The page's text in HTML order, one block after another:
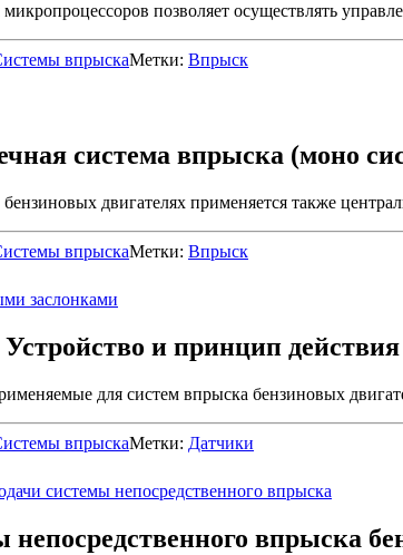
позволяет осущест­влять
впрыскаМетки: Впрыск
система впрыска (моно
двигателях применяется также
впрыскаМетки: Впрыск
и принцип действия
для систем впрыска бензиновых
впрыскаМетки: Датчики
впрыска